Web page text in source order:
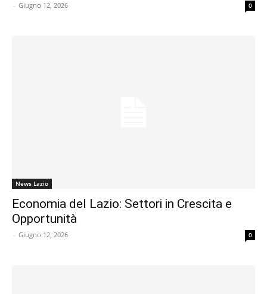
- Giugno 12, 2026 0
News Lazio
Economia del Lazio: Settori in Crescita e
Opportunità
- Giugno 12, 2026 0